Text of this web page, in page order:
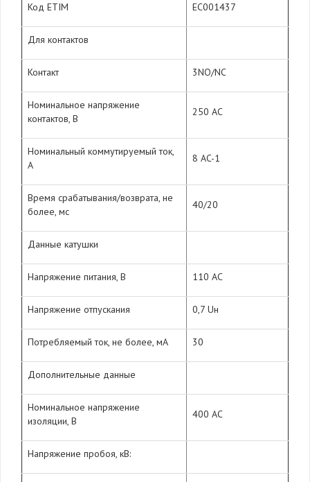
Код ETIM EC001437
Для контактов
Контакт 3NO/NC
Номинальное напряжение
контактов, В
250 AC
Номинальный коммутируемый ток,
А
8 AC-1
Время срабатывания/возврата, не
более, мс
40/20
Данные катушки
Напряжение питания, В 110 AC
Напряжение отпускания 0,7 Uн
Потребляемый ток, не более, мА 30
Дополнительные данные
Номинальное напряжение
изоляции, В
400 АС
Напряжение пробоя, кВ: